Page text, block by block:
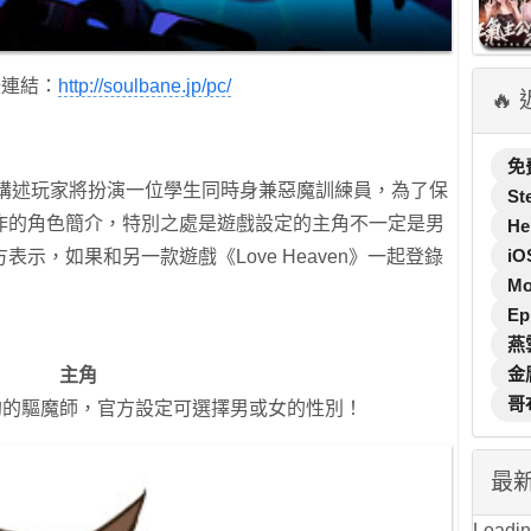
結： http://soulbane.jp/pc/
述玩家將扮演一位學生同時身兼惡魔訓練員，為了保
角色簡介，特別之處是遊戲設定的主角不一定是男
示，如果和另一款遊戲《Love Heaven》一起登錄
主角
驅魔師，官方設定可選擇男或女的性別！
🔥
免
燕
金
哥
最